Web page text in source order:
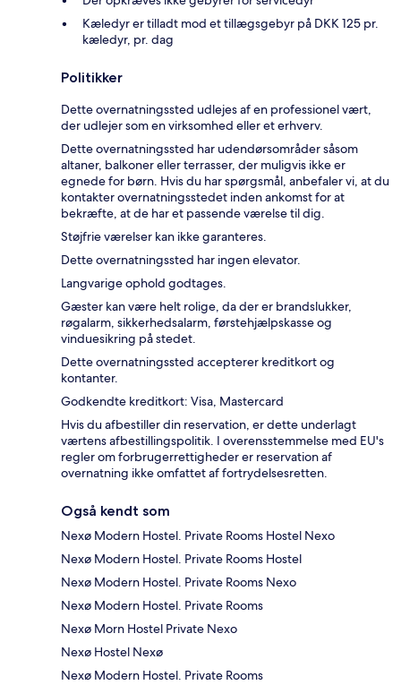
Kæledyr er tilladt mod et tillægsgebyr på DKK 125 pr.
kæledyr, pr. dag
Politikker
Dette overnatningssted udlejes af en professionel vært,
der udlejer som en virksomhed eller et erhverv.
Dette overnatningssted har udendørsområder såsom
altaner, balkoner eller terrasser, der muligvis ikke er
egnede for børn. Hvis du har spørgsmål, anbefaler vi, at du
kontakter overnatningsstedet inden ankomst for at
bekræfte, at de har et passende værelse til dig.
Støjfrie værelser kan ikke garanteres.
Dette overnatningssted har ingen elevator.
Langvarige ophold godtages.
Gæster kan være helt rolige, da der er brandslukker,
røgalarm, sikkerhedsalarm, førstehjælpskasse og
vinduesikring på stedet.
Dette overnatningssted accepterer kreditkort og
kontanter.
Godkendte kreditkort: Visa, Mastercard
Hvis du afbestiller din reservation, er dette underlagt
værtens afbestillingspolitik. I overensstemmelse med EU's
regler om forbrugerrettigheder er reservation af
overnatning ikke omfattet af fortrydelsesretten.
Også kendt som
Nexø Modern Hostel. Private Rooms Hostel Nexo
Nexø Modern Hostel. Private Rooms Hostel
Nexø Modern Hostel. Private Rooms Nexo
Nexø Modern Hostel. Private Rooms
Nexø Morn Hostel Private Nexo
Nexø Hostel Nexø
Nexø Modern Hostel. Private Rooms